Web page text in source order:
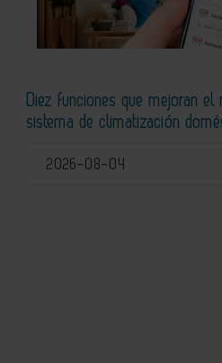
Diez funciones que mejoran el
sistema de climatización
2026-08-04